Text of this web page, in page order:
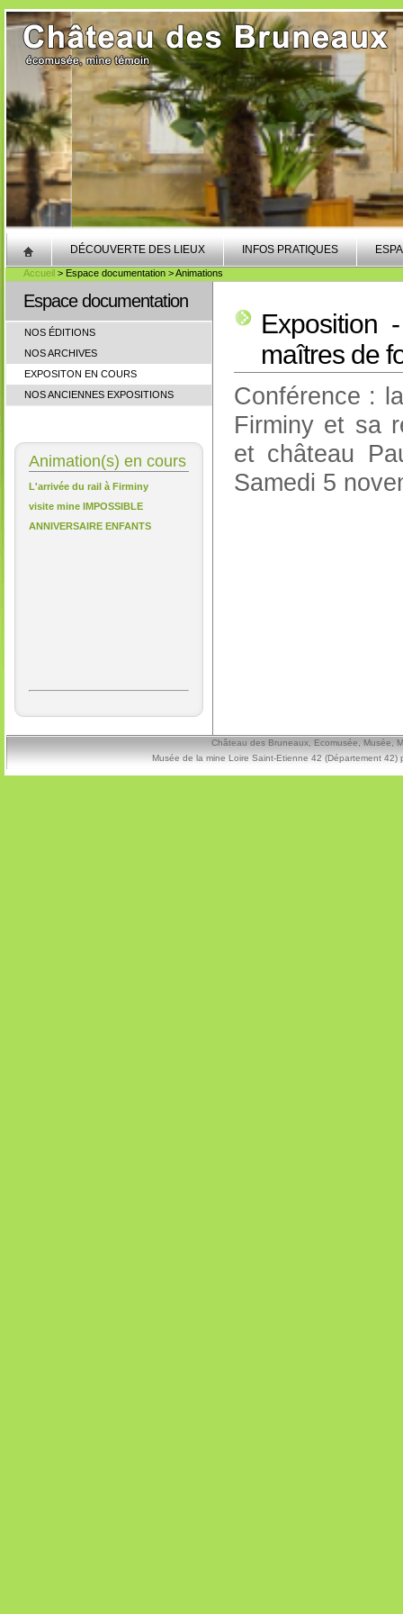
DÉCOUVERTE DES LIEUX INFOS PRATIQUES
Accueil > Espace documentation > Animations
Espace documentation
NOS ÉDITIONS
NOS ARCHIVES
EXPOSITON EN COURS
NOS ANCIENNES EXPOSITIONS
Animation(s) en cours
L'arrivée du rail à Firminy
visite mine IMPOSSIBLE
ANNIVERSAIRE ENFANTS
Exposition
maîtres de
Conférence :
Firminy et sa
et château
Samedi 5
Château des Bruneaux, Ecomusée, Musée,
Musée de la mine Loire Saint-Etienne 42 (Département